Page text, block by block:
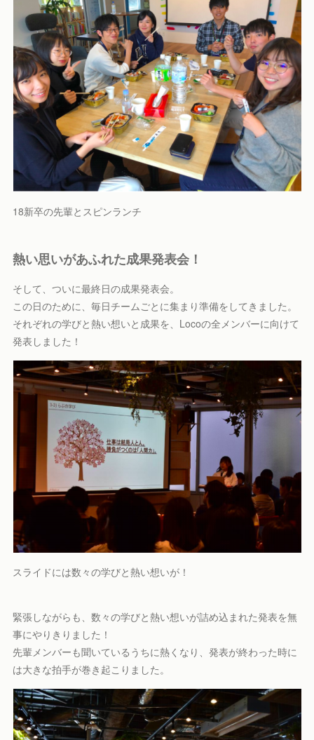
18新卒の先輩とスピンランチ
熱い思いがあふれた成果発表会！
そして、ついに最終日の成果発表会。
この日のために、毎日チームごとに集まり準備をしてきました。
それぞれの学びと熱い想いと成果を、Locoの全メンバーに向けて
発表しました！
スライドには数々の学びと熱い想いが！
緊張しながらも、数々の学びと熱い想いが詰め込まれた発表を無
事にやりきりました！
先輩メンバーも聞いているうちに熱くなり、発表が終わった時に
は大きな拍手が巻き起こりました。